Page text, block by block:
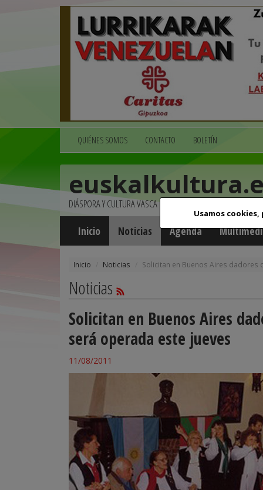
Usamos
QUIÉNES SOMOS CONTACTO BOLETÍN
DIÁSPORA Y CULTURA VASCA
Inicio Noticias Agenda
Inicio Noticias Solicitan en Buenos Aires
Noticias
Solicitan en Buenos Aires
será operada este jueves
11/08/2011